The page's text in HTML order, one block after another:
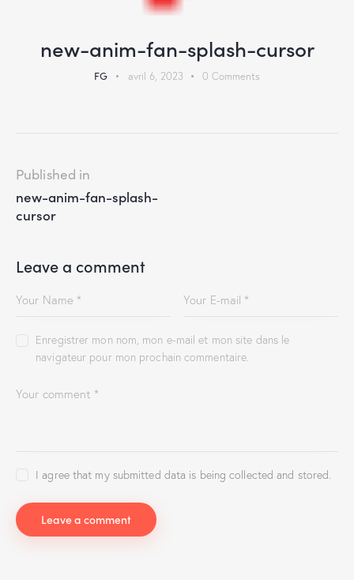
new-anim-fan-splash-cursor
FG avril 6, 2023 0 Comments
Published in
new-anim-fan-splash-
cursor
Leave a comment
Enregistrer mon nom, mon e-mail et mon site dans le
navigateur pour mon prochain commentaire.
I agree that my submitted data is being collected and stored.